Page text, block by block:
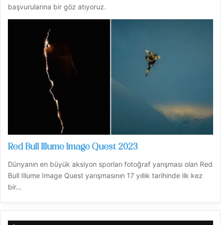
başvurularına bir göz atıyoruz.
Red Bull Illume Image Quest 2023
Dünyanın en büyük aksiyon sporları fotoğraf yarışması olan Red
Bull Illume Image Quest yarışmasının 17 yıllık tarihinde ilk kez
bir…